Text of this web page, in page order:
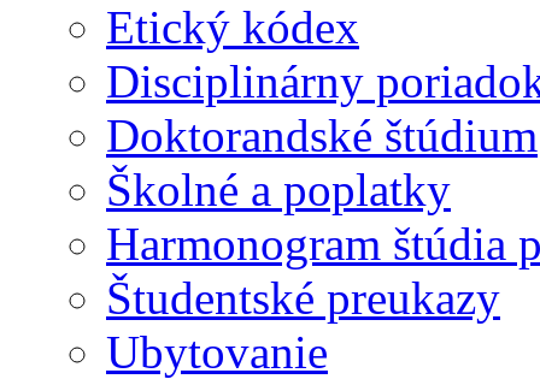
Etický kódex
Disciplinárny
Doktorandské štúdium
Školné a poplatky
Harmonogram štúdia
Študentské preukazy
Ubytovanie